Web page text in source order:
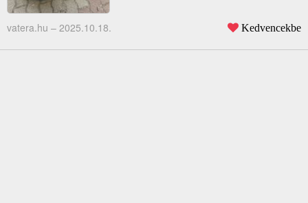
vatera.hu – 2025.10.18. Kedvencekbe